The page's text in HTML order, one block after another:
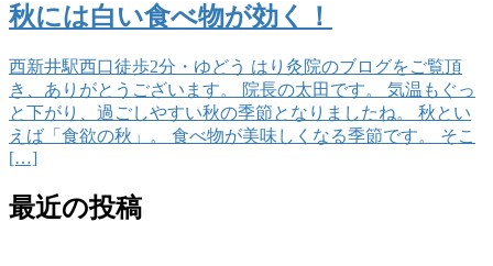
秋には白い食べ物が効く！
西新井駅西口徒歩2分・ゆどう はり灸院のブログをご覧頂
き、ありがとうございます。 院長の太田です。 気温もぐっ
と下がり、過ごしやすい秋の季節となりましたね。 秋とい
えば「食欲の秋」。 食べ物が美味しくなる季節です。 そこ
[…]
最近の投稿